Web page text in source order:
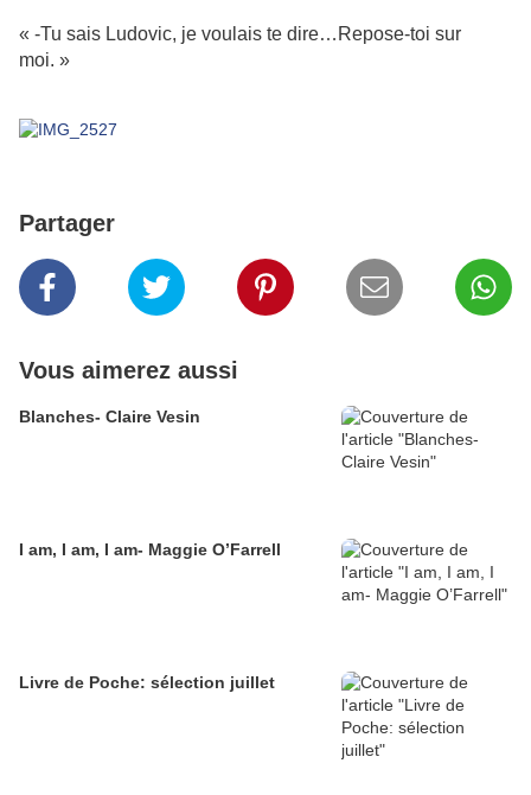
« -Tu sais Ludovic, je voulais te dire…Repose-toi sur
moi. »
Partager
Vous aimerez aussi
Blanches- Claire Vesin
I am, I am, I am- Maggie O’Farrell
Livre de Poche: sélection juillet